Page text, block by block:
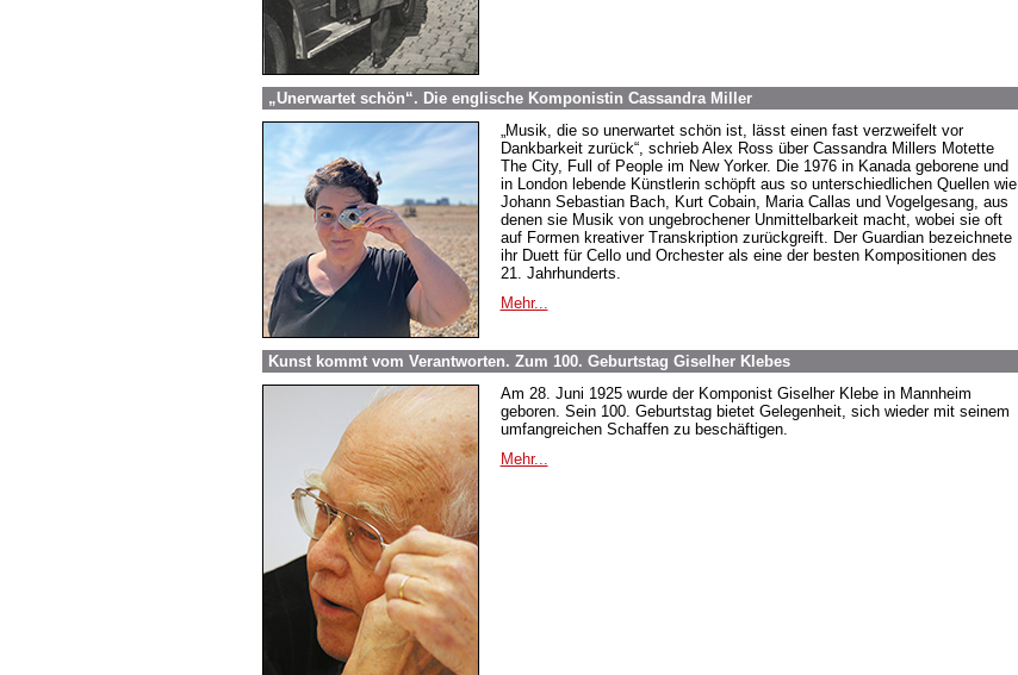
„Unerwartet schön“. Die englische Komponistin Cassandra Miller
„Musik, die so unerwartet schön ist, lässt einen fast verzweifelt vor
Dankbarkeit zurück“, schrieb Alex Ross über Cassandra Millers Motette
The City, Full of People im New Yorker. Die 1976 in Kanada geborene und
in London lebende Künstlerin schöpft aus so unterschiedlichen Quellen wie
Johann Sebastian Bach, Kurt Cobain, Maria Callas und Vogelgesang, aus
denen sie Musik von ungebrochener Unmittelbarkeit macht, wobei sie oft
auf Formen kreativer Transkription zurückgreift. Der Guardian bezeichnete
ihr Duett für Cello und Orchester als eine der besten Kompositionen des
21. Jahrhunderts.
Mehr...
Kunst kommt vom Verantworten. Zum 100. Geburtstag Giselher Klebes
Am 28. Juni 1925 wurde der Komponist Giselher Klebe in Mannheim
geboren. Sein 100. Geburtstag bietet Gelegenheit, sich wieder mit seinem
umfangreichen Schaffen zu beschäftigen.
Mehr...